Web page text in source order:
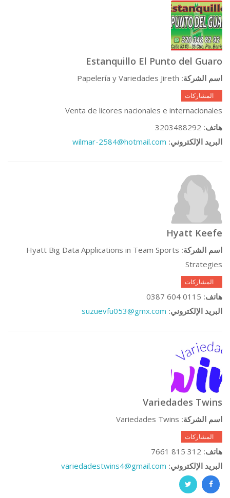
Estanquillo El Punto del Guaro
اسم الشركة:
Venta de licores nacionales e internacionales
هاتف:
البريد الإلكتروني: wilmar-2584@hotmail.com
Hyatt Keefe
اسم الشركة: Hyatt Big Data Applications in Team Sports
Strategies
هاتف:
البريد الإلكتروني: suzuevfu053@gmx.com
Variedades Twins
اسم الشركة:
هاتف:
البريد الإلكتروني: variedadestwins4@gmail.com